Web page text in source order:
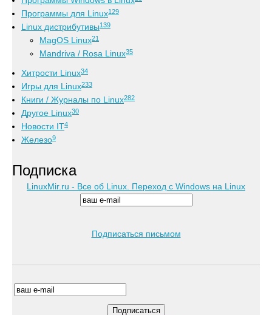
Программы для Linux129
Linux дистрибутивы139
MagOS Linux21
Mandriva / Rosa Linux35
Хитрости Linux34
Игры для Linux233
Книги / Журналы по Linux282
Другое Linux30
Новости IT4
Железо9
Подписка
LinuxMir.ru - Все об Linux. Переход с Windows на Linux
Подписаться письмом